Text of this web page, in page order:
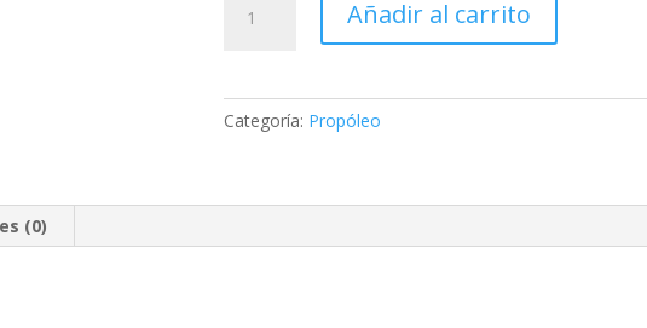
Bee-
Añadir al carrito
Categoría: Propóleo
(0)